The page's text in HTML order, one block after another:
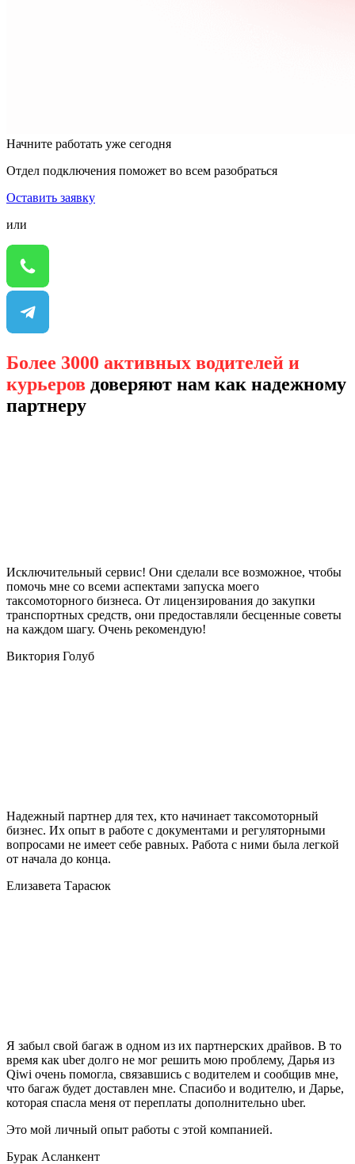
Начните работать уже сегодня
Отдел подключения поможет во всем разобраться
Оставить заявку
или
Более 3000 активных водителей и
курьеров доверяют нам как надежному
партнеру
Исключительный сервис! Они сделали все возможное, чтобы
помочь мне со всеми аспектами запуска моего
таксомоторного бизнеса. От лицензирования до закупки
транспортных средств, они предоставляли бесценные советы
на каждом шагу. Очень рекомендую!
Виктория Голуб
Надежный партнер для тех, кто начинает таксомоторный
бизнес. Их опыт в работе с документами и регуляторными
вопросами не имеет себе равных. Работа с ними была легкой
от начала до конца.
Елизавета Тарасюк
Я забыл свой багаж в одном из их партнерских драйвов. В то
время как uber долго не мог решить мою проблему, Дарья из
Qiwi очень помогла, связавшись с водителем и сообщив мне,
что багаж будет доставлен мне. Спасибо и водителю, и Дарье,
которая спасла меня от переплаты дополнительно uber.
Это мой личный опыт работы с этой компанией.
Бурак Асланкент